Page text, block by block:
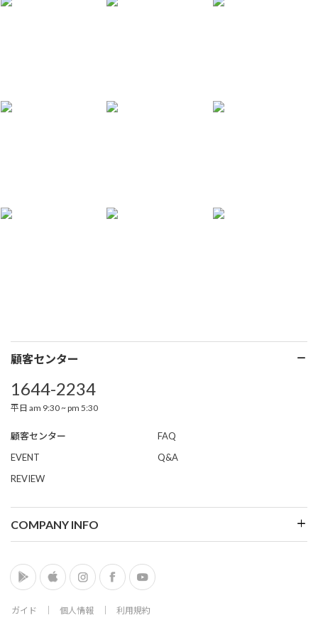
顧客センター
1644-2234
平日 am 9:30 ~ pm 5:30
顧客センター
FAQ
EVENT
Q&A
REVIEW
COMPANY INFO
ガイド 個人情報
利用規約